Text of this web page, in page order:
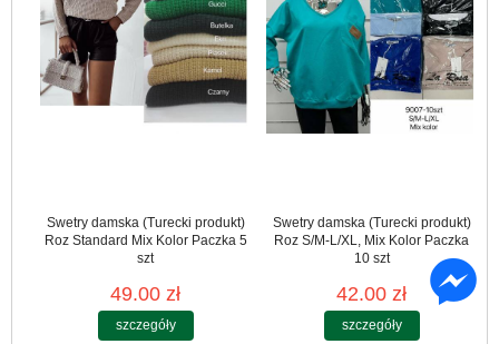
Swetry damska (Turecki produkt)
Roz Standard Mix Kolor Paczka 5
szt
49.00 zł
szczegóły
Swetry damska (Turecki produkt)
Roz S/M-L/XL, Mix Kolor Paczka
10 szt
42.00 zł
szczegóły